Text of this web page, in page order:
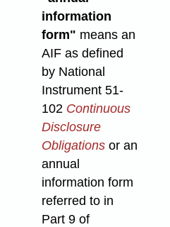
information
form" means an
AIF as defined
by National
Instrument 51-
102 Continuous
Disclosure
Obligationsor an
annual
information form
referred to in
Part 9 of